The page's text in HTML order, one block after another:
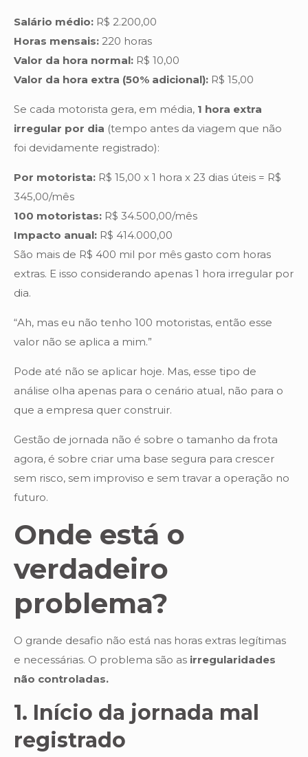
Salário médio: R$ 2.200,00
Horas mensais: 220 horas
Valor da hora normal: R$ 10,00
Valor da hora extra (50% adicional): R$ 15,00
Se cada motorista gera, em média, 1 hora extra
irregular por dia (tempo antes da viagem que não
foi devidamente registrado):
Por motorista: R$ 15,00 x 1 hora x 23 dias úteis = R$
345,00/mês
100 motoristas: R$ 34.500,00/mês
Impacto anual: R$ 414.000,00
São mais de R$ 400 mil por mês gasto com horas
extras. E isso considerando apenas 1 hora irregular por
dia.
“Ah, mas eu não tenho 100 motoristas, então esse
valor não se aplica a mim.”
Pode até não se aplicar hoje. Mas, esse tipo de
análise olha apenas para o cenário atual, não para o
que a empresa quer construir.
Gestão de jornada não é sobre o tamanho da frota
agora, é sobre criar uma base segura para crescer
sem risco, sem improviso e sem travar a operação no
futuro.
Onde está o
verdadeiro
problema?
O grande desafio não está nas horas extras legítimas
e necessárias. O problema são as irregularidades
não controladas.
1. Início da jornada mal
registrado